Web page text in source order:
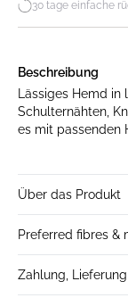
30 tage einfache
Beschreibung
Lässiges Hemd
Schulternähten,
es mit passenden
Über das Produkt
Preferred fibres &
Zahlung,